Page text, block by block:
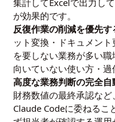
集計してExcelで出力し
が効果的です。
反復作業の削減を優先す
ット変換・ドキュメン
を要しない業務が多い職
向いていない使い方・
高度な業務判断の完全自
財務数値の最終承認な
Claude Codeに委ねるこ